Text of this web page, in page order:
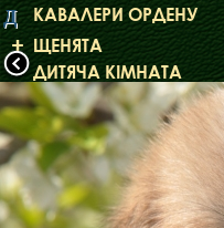
Д
КАВАЛЕРИ ОРДЕНУ
ЩЕНЯТА
ДИТЯЧА КІМНАТА
БІБЛІОТЕКА
МІФИ
ФАКТИ
БЛОГ
ГАЛЕРЕЇ